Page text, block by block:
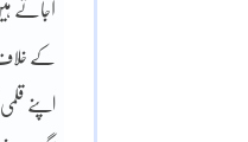
آجاتے
کے
اپنے